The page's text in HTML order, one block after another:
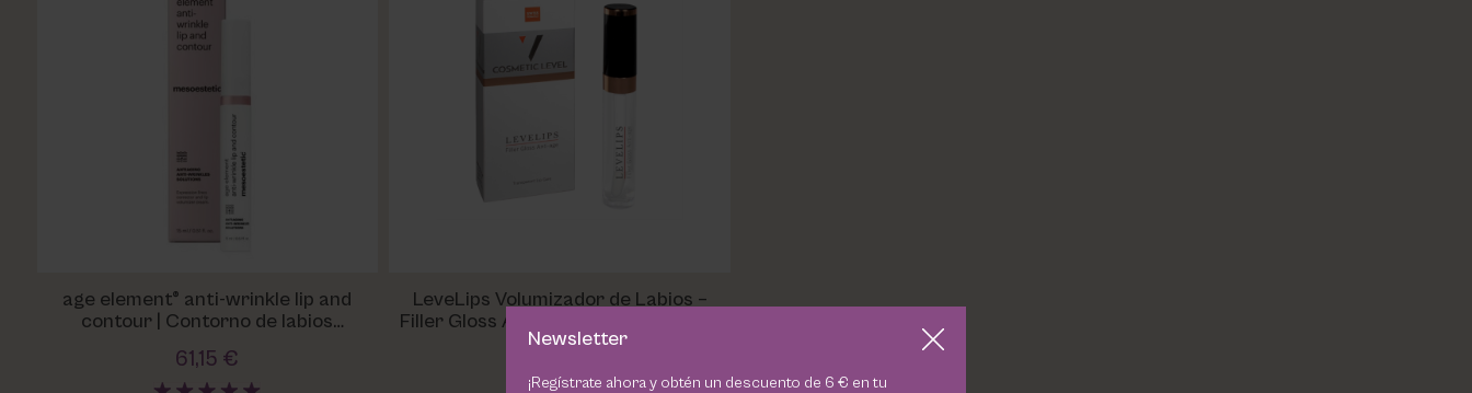
age element® anti-wrinkle lip and
contour | Contorno de labios
61,15 €
LeveLips Volumizador de Labios –
Filler Gloss Anti-Age Cosmetic Level
Newsletter
¡Regístrate ahora y obtén un descuento de 6 € en tu